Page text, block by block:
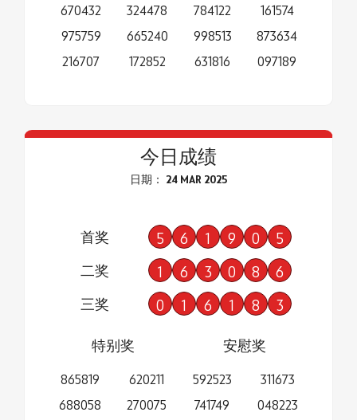
670432
975759
216707
324478
665240
172852
784122
998513
631816
161574
873634
097189
今日成绩
日期： 24 MAR 2025
首奖 5 6 1 9 0 5
二奖 1 6 3 0 8 6
三奖 0 1 6 1 8 3
特别奖
865819
688058
620211
270075
安慰奖
592523
741749
311673
048223